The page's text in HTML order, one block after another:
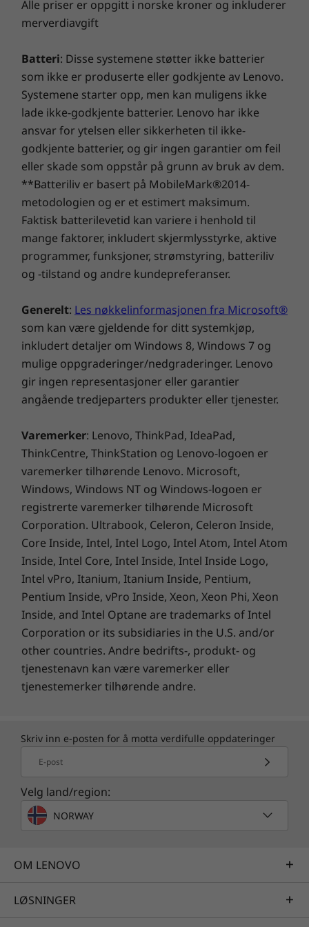
Holder dataene dine sikre
ThinkShield beskytter dataene dine mot
skadelig programvare, nettfisking og
andre trusler med AI-baserte
sikkerhetsfunksjoner.
Robust telefon, bedre
forretningsvirksomhet
ThinkPhone25fra Motorola kommer med en
klar for det arbeidsdagen måtte bringe.
2x så robust
Jobb hardt med 2x bedre fall- og ripeytelse fra
Gorilla®Glass 7i sammenlignet med Gorilla
Glass 5. Du får ekstra beskyttelse mot fall fra
opptil 1,2 meter.1
Beskytt bedriftens investering med holdbarhet
militære standarder
SAR-sensor
Sensorhub
Sikkerhet
Fingeravtrykksleser på skjermen
Ansiktslås
ThinkShield
Skjerm
Skjerm
6,36 tommer pOLED
Skjermteknologi
AMOLED
100 % DCI-P3-fargerom
10-biters og over en milliard fargenyanser
LTPO med adaptive oppdateringsfrekvenser på opptil
120 Hz
Høyeste HDR-lysstyrke: 3000 nit
Berøringsfrekvens: 300 Hz
Super HD (2670 x 1220)
460 ppt
Skjermens størrelsesforhold
20:9
Forhold skjerm til hus
95,30 %
Skjermsertifiseringer
SGS reduksjon av blått lys
SGS reduksjon av bevegelsesuskarphet
batteri
Batteritid
opptil 34 t
Lading
68 W TurboPower
Alle priser er oppgitt i norske kroner og inkluderer
merverdiavgift
Batteri: Disse systemene støtter ikke batterier
som ikke er produserte eller godkjente av Lenovo.
Systemene starter opp, men kan muligens ikke
lade ikke-godkjente batterier. Lenovo har ikke
ansvar for ytelsen eller sikkerheten til ikke-
godkjente batterier, og gir ingen garantier om feil
eller skade som oppstår på grunn av bruk av dem.
**Batteriliv er basert på MobileMark®2014-
metodologien og er et estimert maksimum.
Faktisk batterilevetid kan variere i henhold til
mange faktorer, inkludert skjermlysstyrke, aktive
programmer, funksjoner, strømstyring, batteriliv
og -tilstand og andre kundepreferanser.
Generelt: Les nøkkelinformasjonen fra Microsoft®
som kan være gjeldende for ditt systemkjøp,
inkludert detaljer om Windows 8, Windows 7 og
mulige oppgraderinger/nedgraderinger. Lenovo
gir ingen representasjoner eller garantier
angående tredjeparters produkter eller tjenester.
Varemerker: Lenovo, ThinkPad, IdeaPad,
ThinkCentre, ThinkStation og Lenovo-logoen er
varemerker tilhørende Lenovo. Microsoft,
Windows, Windows NT og Windows-logoen er
registrerte varemerker tilhørende Microsoft
Corporation. Ultrabook, Celeron, Celeron Inside,
Core Inside, Intel, Intel Logo, Intel Atom, Intel Atom
Inside, Intel Core, Intel Inside, Intel Inside Logo,
Intel vPro, Itanium, Itanium Inside, Pentium,
Pentium Inside, vPro Inside, Xeon, Xeon Phi, Xeon
Inside, and Intel Optane are trademarks of Intel
Corporation or its subsidiaries in the U.S. and/or
other countries. Andre bedrifts-, produkt- og
tjenestenavn kan være varemerker eller
tjenestemerker tilhørende andre.
Skriv inn e-posten for å motta verdifulle oppdateringer
E-post
Velg land/region:
NORWAY
OM LENOVO
LØSNINGER